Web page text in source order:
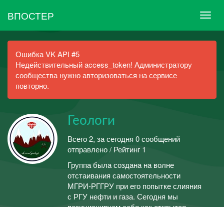
ВПОСТЕР
Ошибка VK API #5
Недействительный access_token! Администратору
сообщества нужно авторизоваться на сервисе
повторно.
Геологи
Всего 2, за сегодня 0 сообщений
отправлено / Рейтинг 1
Группа была создана на волне
отстаивания самостоятельности
МГРИ-РГГРУ при его попытке слияния
с РГУ нефти и газа. Сегодня мы